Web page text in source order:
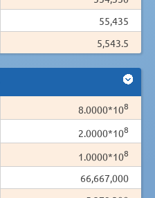
55,435
5,543.5
8.0000*108
2.0000*108
1.0000*108
66,667,000